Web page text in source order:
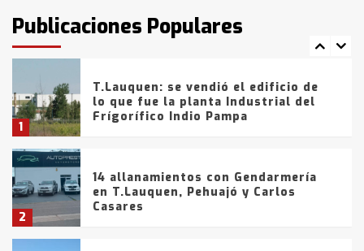
Publicaciones Populares
fueron detenidos por
comercialización de drogas en la
tarde del sábado
1
T.Lauquen: se vendió el edificio de
lo que fue la planta Industrial del
Frígorífico Indio Pampa
2
14 allanamientos con Gendarmería
en T.Lauquen, Pehuajó y Carlos
Casares